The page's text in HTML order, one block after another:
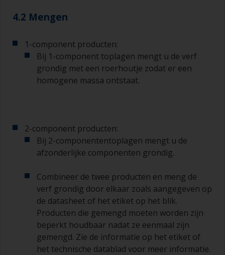
haren
schilderen van moeilijk te bereiken gebieden.
Was uw kwasten met het juiste oplosmiddel en
laat ze grondig drogen voordat u deze gebruikt,
om vervuiling te voorkomen.
die voor het aanbrengen van grondverf en het
aflakken.
door de kwast onder een hoek van 45° ten
opzichte van het oppervlak te houden.
Voor het schoonmaken van kwasten doet u wat
verdunner in een geschikte bak of pot, zodat u
deze kunt reinigen als de haren aan elkaar
beginnen te kleven vanwege droging of
verdikking van de verf.
4.2 Mengen
1-component producten:
Bij 1-component toplagen mengt u de verf
grondig met een roerhoutje zodat er een
homogene massa ontstaat.
2-component producten:
Bij 2-componententoplagen mengt u de
afzonderlijke componenten grondig.
Combineer de twee producten en meng de
verf grondig door elkaar zoals aangegeven op
de datasheet of het etiket op het blik.
Producten die gemengd moeten worden zijn
beperkt houdbaar nadat ze eenmaal zijn
gemengd. Zie de informatie op het etiket of
het technische datablad voor meer informatie.